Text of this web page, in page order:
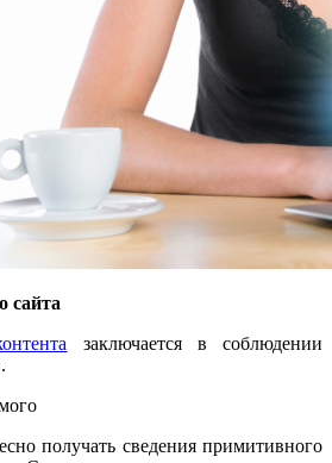
сайта
заключается в соблюдении
получать сведения примитивного